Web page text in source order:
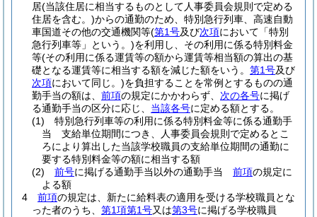
居(当該住居に相当するものとして人事委員会規則で定める
住居を含む。)からの通勤のため、特別急行列車、高速自動
車国道その他の交通機関等(第1号及び次項において「特別
急行列車等」という。)を利用し、その利用に係る特別料金
等(その利用に係る運賃等の額から運賃等相当額の算出の基
礎となる運賃等に相当する額を減じた額をいう。 第1号及び
次項において同じ。)を負担することを常例とするものの通
勤手当の額は、 前項の規定にかかわらず、 次の各号に掲げ
る通勤手当の区分に応じ、 当該各号に定める額とする。
(1)
特別急行列車等の利用に係る特別料金等に係る通勤手
当 支給単位期間につき、人事委員会規則で定めるとこ
ろにより算出した当該学校職員の支給単位期間の通勤に
要する特別料金等の額に相当する額
(2)
前号に掲げる通勤手当以外の通勤手当 前項の規定に
よる額
4
前項の規定は、新たに給料表の適用を受ける学校職員とな
った者のうち、 第1項第1号又は第3号に掲げる学校職員